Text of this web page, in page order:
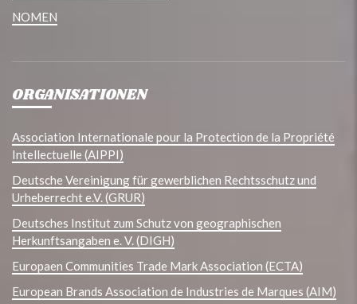
NOMEN
ORGANISATIONEN
Association Internationale pour la Protection de la Propriété
Intellectuelle (AIPPI)
Deutsche Vereinigung für gewerblichen Rechtsschutz und
Urheberrecht e.V. (GRUR)
Deutsches Institut zum Schutz von geographischen
Herkunftsangaben e. V. (DIGH)
Europaen Communities Trade Mark Association (ECTA)
European Brands Association de Industries de Marques (AIM)